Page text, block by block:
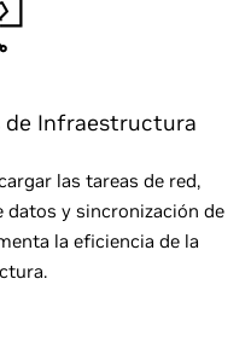
de Infraestructura
las tareas de red,
y sincronización de
la eficiencia de la